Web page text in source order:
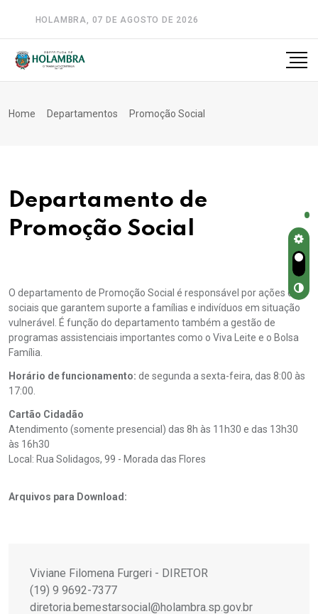
HOLAMBRA, 07 DE AGOSTO DE 2026
Home Departamentos Promoção Social
Departamento de
Promoção Social
O departamento de Promoção Social é responsável por ações de
sociais que garantem suporte a famílias e indivíduos em situação
vulnerável. É função do departamento também a gestão de
programas assistenciais importantes como o Viva Leite e o Bolsa
Família.
Horário de funcionamento: de segunda a sexta-feira, das 8:00 às
17:00.
Cartão Cidadão
Atendimento (somente presencial) das 8h às 11h30 e das 13h30
às 16h30
Local: Rua Solidagos, 99 - Morada das Flores
Arquivos para Download:
Viviane Filomena Furgeri - DIRETOR
(19) 9 9692-7377
diretoria.bemestarsocial@holambra.sp.gov.br